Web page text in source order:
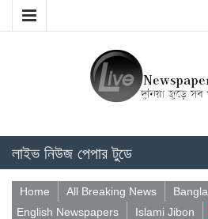
লাইভ নিউজ পেপার টুডে
Home All Breaking News
English Newspapers
Islami Jibon